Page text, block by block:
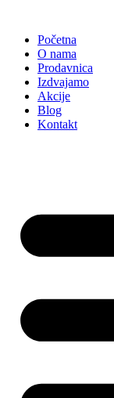
sadržajPočetna
O nama
Prodavnica
Izdvajamo
Akcije
Blog
Kontakt